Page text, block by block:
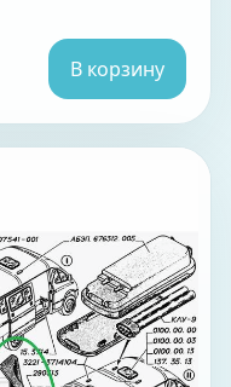
В корзину